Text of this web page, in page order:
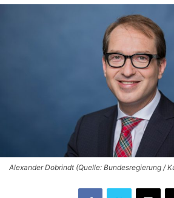
Alexander Dobrindt (Quelle: Bundesregierung /